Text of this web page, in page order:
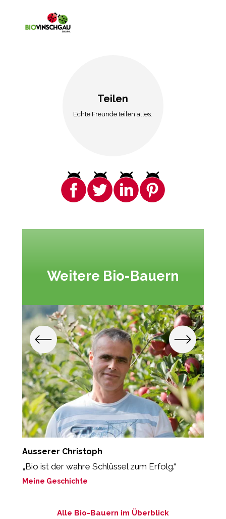
Teilen
Echte Freunde teilen alles.
Weitere Bio-Bauern
Ausserer Christoph
„Bio ist der wahre Schlüssel zum Erfolg.“
Meine Geschichte
Alle Bio-Bauern im Überblick